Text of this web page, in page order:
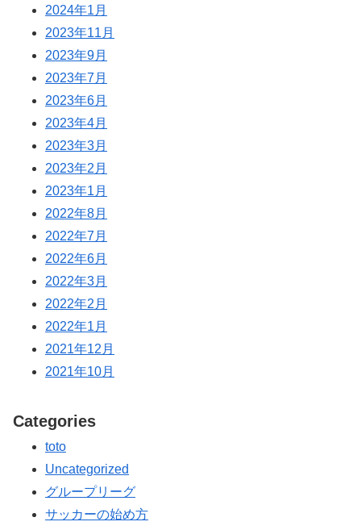
2024年1月
2023年11月
2023年9月
2023年7月
2023年6月
2023年4月
2023年3月
2023年2月
2023年1月
2022年8月
2022年7月
2022年6月
2022年3月
2022年2月
2022年1月
2021年12月
2021年10月
Categories
toto
Uncategorized
グループリーグ
サッカーの始め方